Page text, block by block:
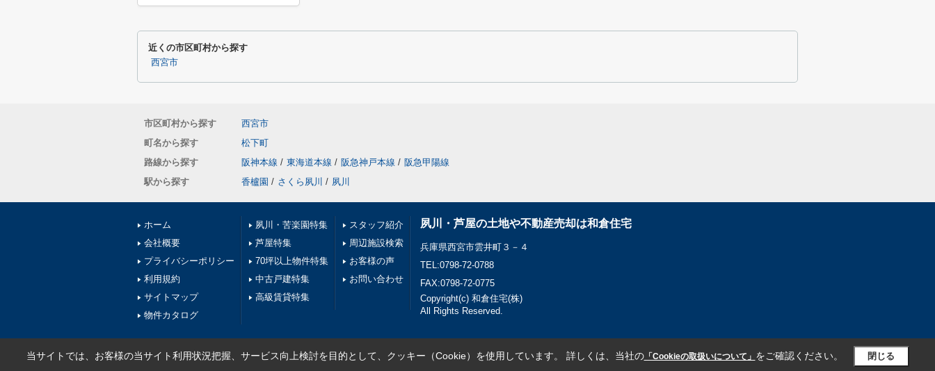
近くの市区町村から探す
西宮市
市区町村から探す
西宮市
町名から探す
松下町
路線から探す
阪神本線 / 東海道本線 / 阪急神戸本線 / 阪急甲陽線
駅から探す
香櫨園 / さくら夙川 / 夙川
ホーム
会社概要
プライバシーポリシー
利用規約
サイトマップ
物件カタログ
夙川・苦楽園特集
芦屋特集
70坪以上物件特集
中古戸建特集
高級賃貸特集
スタッフ紹介
周辺施設検索
お客様の声
お問い合わせ
夙川・芦屋の土地や不動産売却は和倉住宅
兵庫県西宮市雲井町３－４
TEL:0798-72-0788
FAX:0798-72-0775
Copyright(c) 和倉住宅(株)
All Rights Reserved.
当サイトでは、お客様の当サイト利用状況把握、サービス向上検討を目的として、クッキー（Cookie）を使用しています。 詳しくは、当社の「Cookieの取扱いについて」 をご確認ください。 閉じる